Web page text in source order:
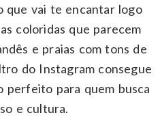
que vai te encantar logo
coloridas que parecem
e praias com tons de
do Instagram consegue
perfeito para quem busca
e cultura.